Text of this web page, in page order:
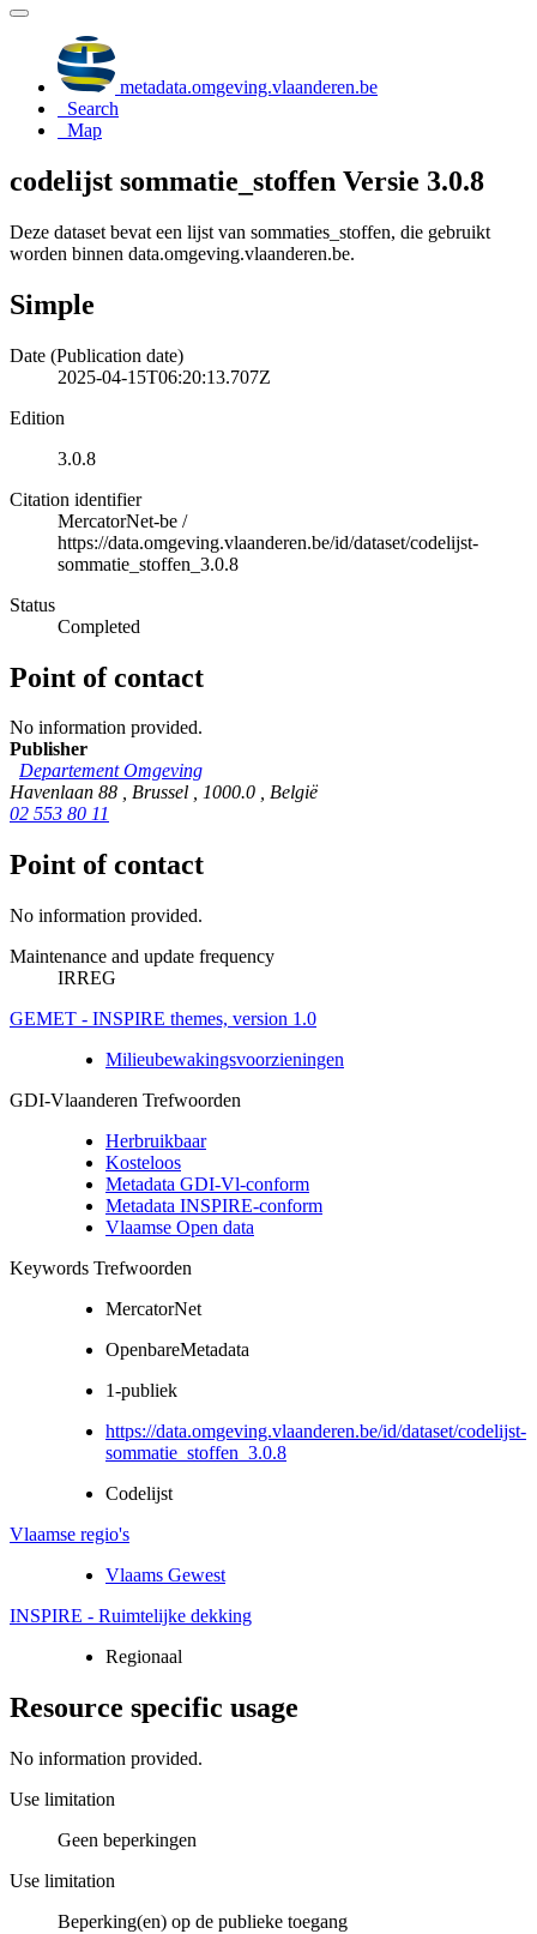
metadata.omgeving.vlaanderen.be
Search
Map
codelijst sommatie_stoffen Versie 3.0.8
Deze dataset bevat een lijst van sommaties_stoffen, die gebruikt
worden binnen data.omgeving.vlaanderen.be.
Simple
Date (Publication date)
2025-04-15T06:20:13.707Z
Edition
3.0.8
Citation identifier
MercatorNet-be /
https://data.omgeving.vlaanderen.be/id/dataset/codelijst-
sommatie_stoffen_3.0.8
Status
Completed
Point of contact
No information provided.
Publisher
Departement Omgeving
Havenlaan 88 , Brussel , 1000.0 , België
02 553 80 11
Point of contact
No information provided.
Maintenance and update frequency
IRREG
GEMET - INSPIRE themes, version 1.0
Milieubewakingsvoorzieningen
GDI-Vlaanderen Trefwoorden
Herbruikbaar
Kosteloos
Metadata GDI-Vl-conform
Metadata INSPIRE-conform
Vlaamse Open data
Keywords Trefwoorden
MercatorNet
OpenbareMetadata
1-publiek
https://data.omgeving.vlaanderen.be/id/dataset/codelijst-
sommatie_stoffen_3.0.8
Codelijst
Vlaamse regio's
Vlaams Gewest
INSPIRE - Ruimtelijke dekking
Regionaal
Resource specific usage
No information provided.
Use limitation
Geen beperkingen
Use limitation
Beperking(en) op de publieke toegang